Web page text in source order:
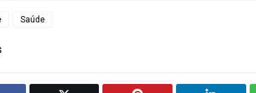
Saúde